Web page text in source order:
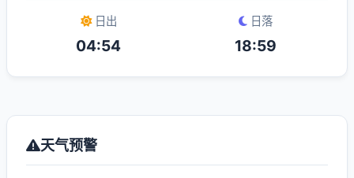
日出
04:54
日落
18:59
天气预警